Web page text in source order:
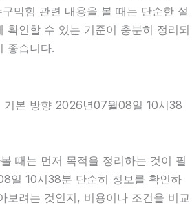
막힘 관련 내용을 볼 때는 단순한 설
확인할 수 있는 기준이 충분히 정리되
좋습니다.
기본 방향 2026년07월08일 10시38
때는 먼저 목적을 정리하는 것이 필
일 10시38분 단순히 정보를 확인하
보려는 것인지, 비용이나 조건을 비교